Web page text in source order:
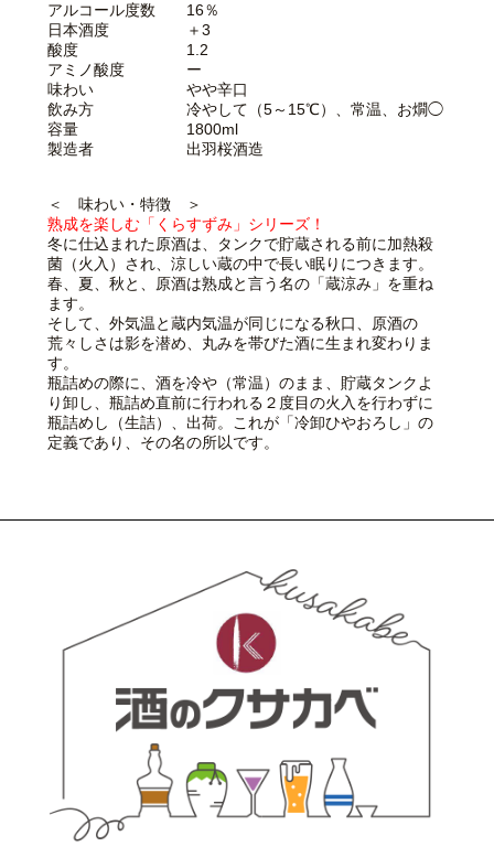
アルコール度数 16％
日本酒度 ＋3
酸度 1.2
アミノ酸度 ー
味わい やや辛口
飲み方 冷やして（5～15℃）、常温、お燗◯
容量 1800ml
製造者 出羽桜酒造
＜ 味わい・特徴 ＞
熟成を楽しむ「くらすずみ」シリーズ！
冬に仕込まれた原酒は、タンクで貯蔵される前に加熱殺
菌（火入）され、涼しい蔵の中で長い眠りにつきます。
春、夏、秋と、原酒は熟成と言う名の「蔵涼み」を重ね
ます。
そして、外気温と蔵内気温が同じになる秋口、原酒の
荒々しさは影を潜め、丸みを帯びた酒に生まれ変わりま
す。
瓶詰めの際に、酒を冷や（常温）のまま、貯蔵タンクよ
り卸し、瓶詰め直前に行われる２度目の火入を行わずに
瓶詰めし（生詰）、出荷。これが「冷卸ひやおろし」の
定義であり、その名の所以です。